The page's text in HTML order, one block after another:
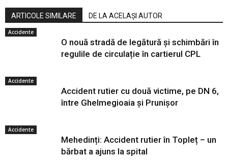
ARTICOLE SIMILARE DE LA ACELAȘI AUTOR
Accidente
O nouă stradă de legătură și schimbări în
regulile de circulație în cartierul CPL
Accidente
Accident rutier cu două victime, pe DN 6,
între Ghelmegioaia și Prunișor
Accidente
Mehedinți: Accident rutier în Topleț – un
bărbat a ajuns la spital